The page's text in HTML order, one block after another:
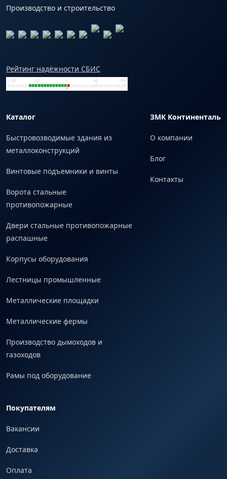
Производство и строительство
Рейтинг надёжности СБИС
Каталог
Быстровозводимые здания из
металлоконструкций
Винтовые подъемники и винты
Ворота стальные
противопожарные
Двери стальные противопожарные
распашные
Корпусы оборудования
Лестницы промышленные
Металлические площадки
Металлические фермы
Производство дымоходов и
газоходов
Рамы под оборудование
ЗМК Континенталь
О компании
Блог
Контакты
Покупателям
Вакансии
Доставка
Оплата